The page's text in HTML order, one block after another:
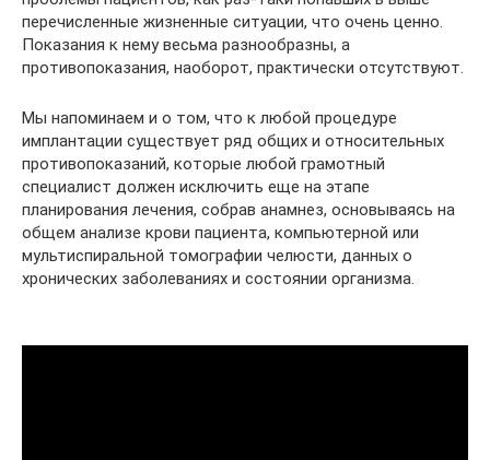
перечисленные жизненные ситуации, что очень ценно.
Показания к нему весьма разнообразны, а
противопоказания, наоборот, практически отсутствуют.
Мы напоминаем и о том, что к любой процедуре
имплантации существует ряд общих и относительных
противопоказаний, которые любой грамотный
специалист должен исключить еще на этапе
планирования лечения, собрав анамнез, основываясь на
общем анализе крови пациента, компьютерной или
мультиспиральной томографии челюсти, данных о
хронических заболеваниях и состоянии организма.